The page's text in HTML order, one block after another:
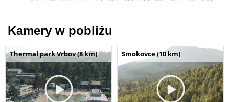
Kamery w pobliżu
Thermal park Vrbov (8 km) Smokovce (10 km)